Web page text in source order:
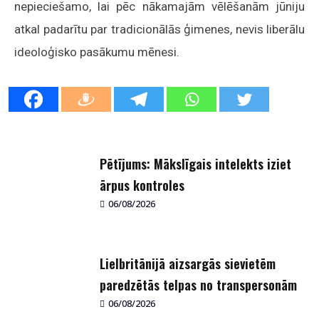
nepieciešamo, lai pēc nākamajām vēlēšanām jūniju
atkal padarītu par tradicionālās ģimenes, nevis liberālu
ideoloģisko pasākumu mēnesi.
Pētījums: Mākslīgais intelekts iziet
ārpus kontroles
06/08/2026
Lielbritānijā aizsargās sievietēm
paredzētās telpas no transpersonām
06/08/2026